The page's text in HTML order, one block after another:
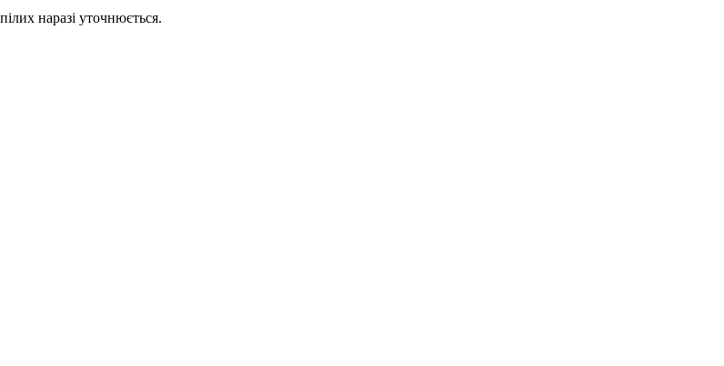
наразі уточнюється.